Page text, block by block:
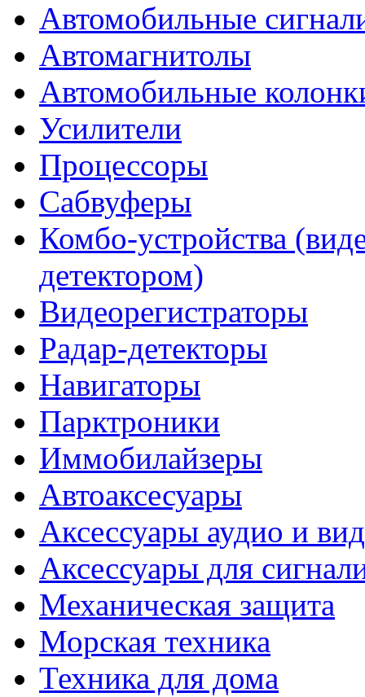
Автомобильные
Автомагнитолы
Автомобильные
Усилители
Процессоры
Сабвуферы
Комбо-устройства
детектором)
Видеорегистраторы
Радар-детекторы
Навигаторы
Парктроники
Иммобилайзеры
Автоаксесуары
Аксессуары аудио и
Аксессуары для
Механическая защита
Морская техника
Техника для дома